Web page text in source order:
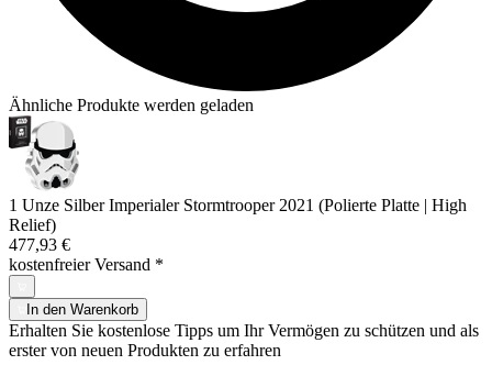
Ähnliche Produkte werden geladen
1 Unze Silber Imperialer Stormtrooper 2021 (Polierte Platte | High
Relief)
477,93 €
kostenfreier Versand *
In den Warenkorb
Erhalten Sie kostenlose Tipps um Ihr Vermögen zu schützen und als
erster von neuen Produkten zu erfahren